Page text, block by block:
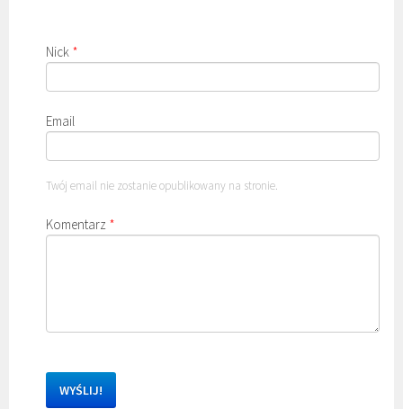
Nick *
Email
Twój email nie zostanie opublikowany na stronie.
Komentarz *